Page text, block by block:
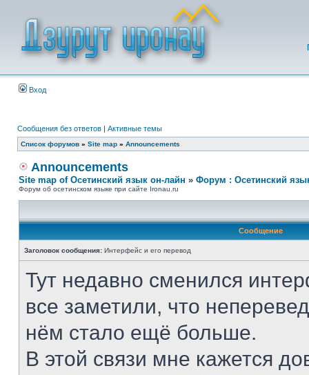
Вход
Сообщения без ответов | Активные темы
Список форумов » Site map » Announcements
Announcements
Site map of Осетинский язык он-лайн » Форум : Осетинский
Форум об осетинском языке при сайте Ironau.ru
Сообщение
Заголовок сообщения: Интерфейс и его перевод
Тут недавно сменился
все заметили, что
нём стало ещё больше.
В этой связи мне кажется